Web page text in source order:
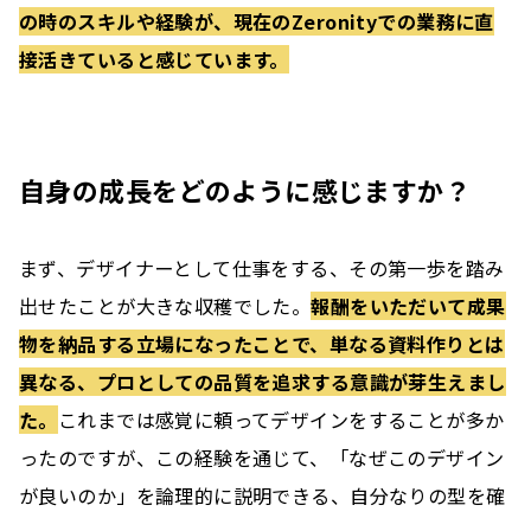
の時のスキルや経験が、現在のZeronityでの業務に直
接活きていると感じています。
自身の成長をどのように感じますか？
まず、デザイナーとして仕事をする、その第一歩を踏み
出せたことが大きな収穫でした。報酬をいただいて成果
物を納品する立場になったことで、単なる資料作りとは
異なる、プロとしての品質を追求する意識が芽生えまし
た。 これまでは感覚に頼ってデザインをすることが多か
ったのですが、この経験を通じて、「なぜこのデザイン
が良いのか」を論理的に説明できる、自分なりの型を確